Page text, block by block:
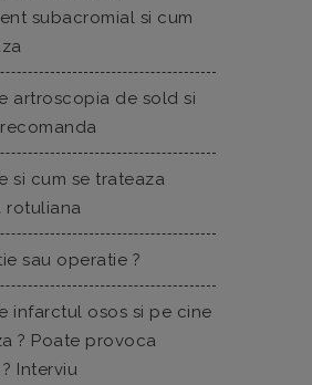
subacromial si cum
artroscopia de sold si
si cum se trateaza
rotuliana
sau operatie ?
infarctul osos si pe cine
? Poate provoca
Interviu